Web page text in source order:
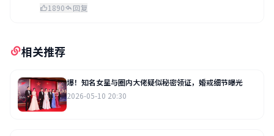
1890 回复
相关推荐
爆！知名女星与圈内大佬疑似秘密领证，婚戒细节曝光
2026-05-10 20:30